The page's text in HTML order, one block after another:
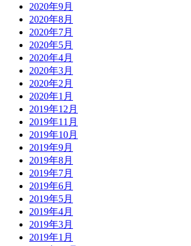
2020年9月
2020年8月
2020年7月
2020年5月
2020年4月
2020年3月
2020年2月
2020年1月
2019年12月
2019年11月
2019年10月
2019年9月
2019年8月
2019年7月
2019年6月
2019年5月
2019年4月
2019年3月
2019年1月